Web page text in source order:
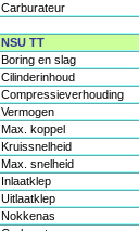
Carburateur
NSU TT
Boring en slag
Cilinderinhoud
Compressieverhouding
Vermogen
Max. koppel
Kruissnelheid
Max. snelheid
Inlaatklep
Uitlaatklep
Nokkenas